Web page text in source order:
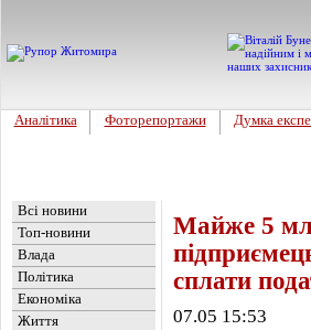
Аналітика Фоторепортажи Думка
Всі новини
Топ-новини
Влада
Політика
Економіка
Життя
Майже 5
сплати
07.05 15:53